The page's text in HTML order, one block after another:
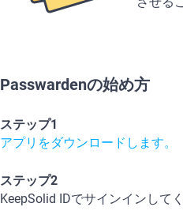
Passwardenの始め方
ステップ1
アプリをダウンロードします。
ステップ2
KeepSolid IDでサインインしてく